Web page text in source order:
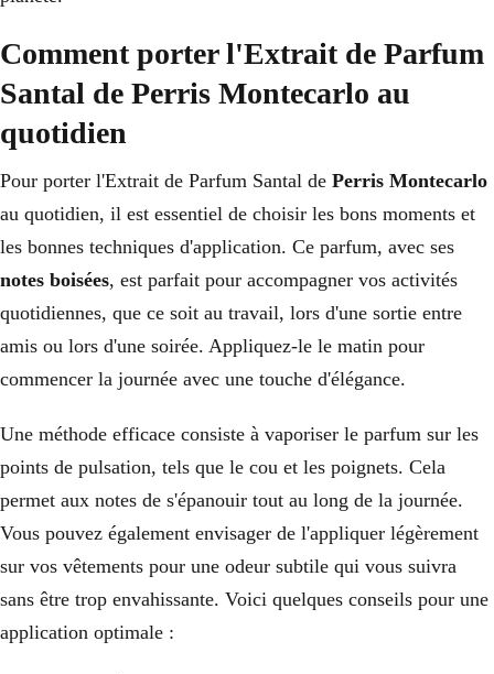
Comment porter l'Extrait de Parfum
Santal de Perris Montecarlo au
quotidien
Pour porter l'Extrait de Parfum Santal de Perris Montecarlo
au quotidien, il est essentiel de choisir les bons moments et
les bonnes techniques d'application. Ce parfum, avec ses
notes boisées, est parfait pour accompagner vos activités
quotidiennes, que ce soit au travail, lors d'une sortie entre
amis ou lors d'une soirée. Appliquez-le le matin pour
commencer la journée avec une touche d'élégance.
Une méthode efficace consiste à vaporiser le parfum sur les
points de pulsation, tels que le cou et les poignets. Cela
permet aux notes de s'épanouir tout au long de la journée.
Vous pouvez également envisager de l'appliquer légèrement
sur vos vêtements pour une odeur subtile qui vous suivra
sans être trop envahissante. Voici quelques conseils pour une
application optimale :